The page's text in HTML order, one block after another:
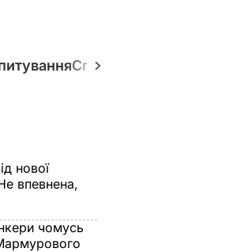
Спецпроєкти
нової
впевнена,
чомусь